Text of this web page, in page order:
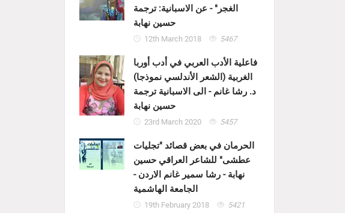
الغجر" - عن الاسبانية: ترجمة
حسين نهابة
12th March 2018 5467
فاعلية الأدب العربي في أدب أوربا
الغربية (الشعر الأندلسي نموذجا)
د. رشا غانم - الى الاسبانية ترجمة
حسين نهابة
23rd March 2020 5457
الحرمان في بعض قصائد "تجليات
عطشى" للشاعر العراقي حسين
نهابة - رشا سمير غانم الاردن -
الجامعة الهاشمية
19th February 2018 5421